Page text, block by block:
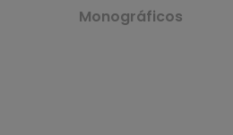
Monográficos